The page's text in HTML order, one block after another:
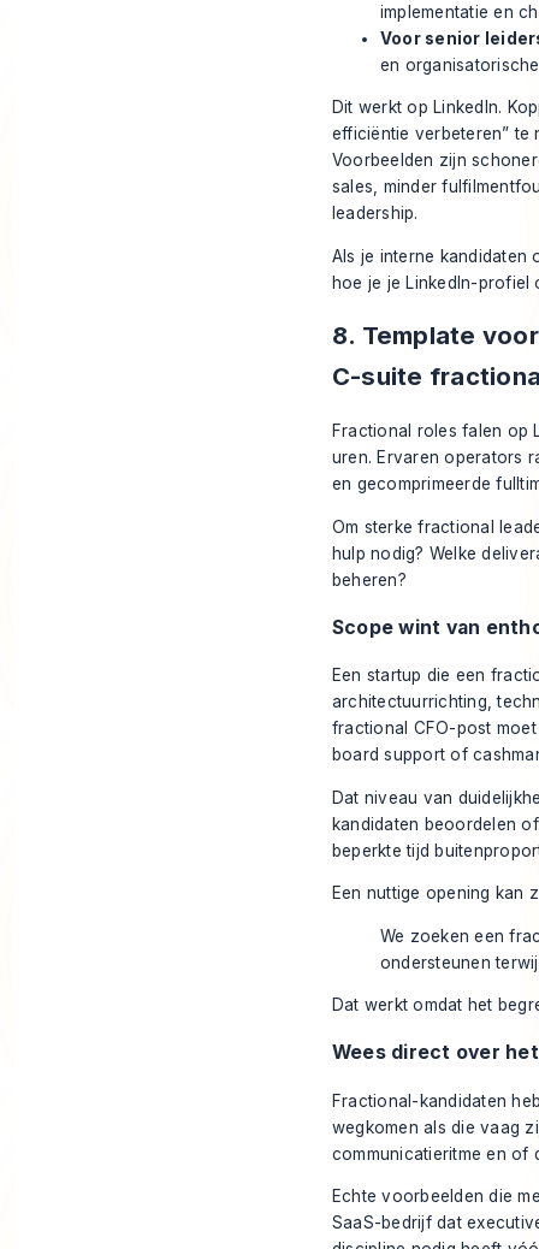
implementatie en
Voor senior
en
Dit werkt op LinkedIn.
efficiëntie verbeteren” te
Voorbeelden zijn
sales, minder
leadership.
Als je interne kandidaten
hoe je je LinkedIn-
8. Template
C-suite
Fractional roles falen op
uren. Ervaren operators
en gecomprimeerde
Om sterke fractional
hulp nodig? Welke
beheren?
Scope wint van
Een startup die een
architectuurrichting,
fractional CFO-post
board support of
Dat niveau van
kandidaten beoordelen
beperkte tijd
Een nuttige opening kan
We zoeken een
ondersteunen
Dat werkt omdat het
Wees direct over
Fractional-kandidaten
wegkomen als die vaag
communicatieritme en of
Echte voorbeelden die
SaaS-bedrijf dat